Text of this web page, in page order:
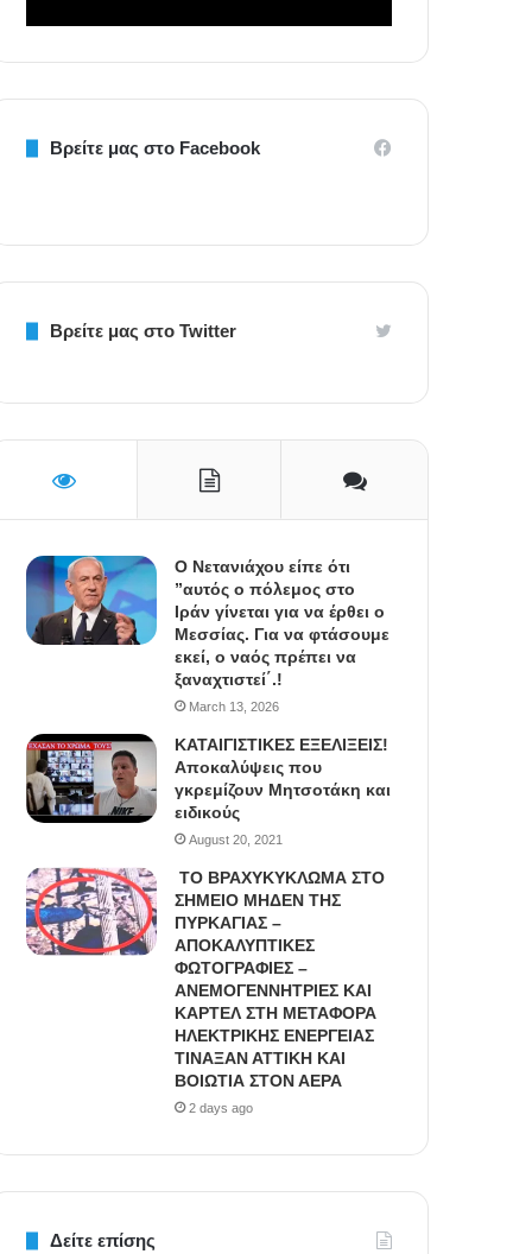
Βρείτε μας στο Facebook
Βρείτε μας στο Twitter
Ο Νετανιάχου είπε ότι
”αυτός ο πόλεμος στο
Ιράν γίνεται για να έρθει ο
Μεσσίας. Για να φτάσουμε
εκεί, ο ναός πρέπει να
ξαναχτιστεί΄.!
March 13, 2026
ΚΑΤΑΙΓΙΣΤΙΚΕΣ ΕΞΕΛΙΞΕΙΣ!
Αποκαλύψεις που
γκρεμίζουν Μητσοτάκη και
ειδικούς
August 20, 2021
ΤΟ ΒΡΑΧΥΚΥΚΛΩΜΑ ΣΤΟ
ΣΗΜΕΙΟ ΜΗΔΕΝ ΤΗΣ
ΠΥΡΚΑΓΙΑΣ –
ΑΠΟΚΑΛΥΠΤΙΚΕΣ
ΦΩΤΟΓΡΑΦΙΕΣ –
ΑΝΕΜΟΓΕΝΝΗΤΡΙΕΣ ΚΑΙ
ΚΑΡΤΕΛ ΣΤΗ ΜΕΤΑΦΟΡΑ
ΗΛΕΚΤΡΙΚΗΣ ΕΝΕΡΓΕΙΑΣ
ΤΙΝΑΞΑΝ ΑΤΤΙΚΗ ΚΑΙ
ΒΟΙΩΤΙΑ ΣΤΟΝ ΑΕΡΑ
2 days ago
Δείτε επίσης